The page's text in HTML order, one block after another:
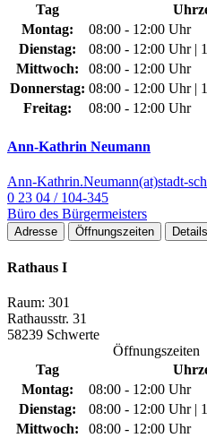
Tag
Montag:
08:00 - 12:00 Uhr
Dienstag:
08:00 - 12:00 Uhr |
Mittwoch:
08:00 - 12:00 Uhr
Donnerstag: 08:00 - 12:00 Uhr |
Freitag:
08:00 - 12:00 Uhr
Ann-Kathrin Neumann
Ann-Kathrin.Neumann(at)stadt-
0 23 04 / 104-345
Büro des Bürgermeisters
Adresse Öffnungszeiten Details
Rathaus I
Raum: 301
Rathausstr. 31
58239 Schwerte
Öffnungszeiten
Tag
Montag:
08:00 - 12:00 Uhr
Dienstag:
08:00 - 12:00 Uhr |
Mittwoch:
08:00 - 12:00 Uhr